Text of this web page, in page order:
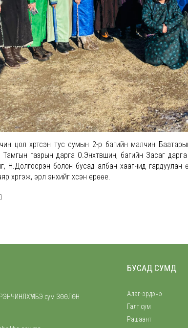
цол хүртсэн тус сумын 2-р багийн малчин
газрын дарга О.Энхтүвшин, багийн Засаг
Н.Долгосүрэн болон бусад албан хаагчид
хүргэж, эрүүл энхийг хүсэн ерөөе.
сум ЗӨӨЛӨН
БУСАД СУМД
Алаг-эрдэнэ
Галт сум
Рашаант